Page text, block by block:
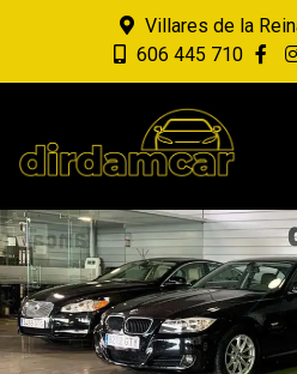
Villares de la
606 445 710